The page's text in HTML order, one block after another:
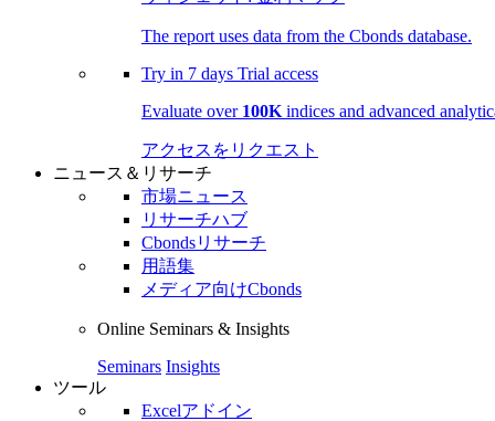
The report uses data from the Cbonds database.
Try in 7 days Trial access
Evaluate over 100K indices and advanced
アクセスをリクエスト
ニュース＆リサーチ
市場ニュース
リサーチハブ
Cbondsリサーチ
用語集
メディア向けCbonds
Online Seminars & Insights
Seminars Insights
ツール
Excelアドイン